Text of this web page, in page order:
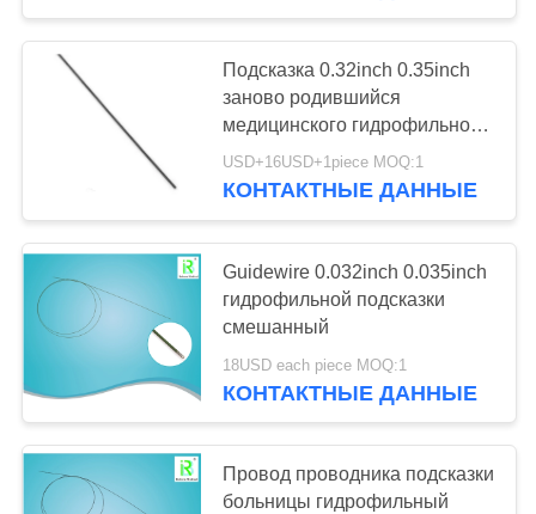
КАРТА
САЙТА
POLICY
ПКНЛ
гуйдевире зебры
66
Гидрофильный
Гуйдевире
38
Подсказка 0.32inch 0.35inch
заново родившийся
медицинского гидрофильного
Guidewire гибкая
USD+16USD+1piece MOQ:1
КОНТАКТНЫЕ ДАННЫЕ
Guidewire 0.032inch 0.035inch
гидрофильной подсказки
смешанный
18USD each piece MOQ:1
КОНТАКТНЫЕ ДАННЫЕ
Провод проводника подсказки
больницы гидрофильный